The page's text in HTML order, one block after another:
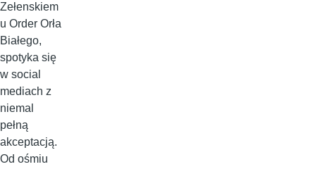
Zełenskiem
u Order Orła
Białego,
spotyka się
w social
mediach z
niemal
pełną
akceptacją.
Od ośmiu